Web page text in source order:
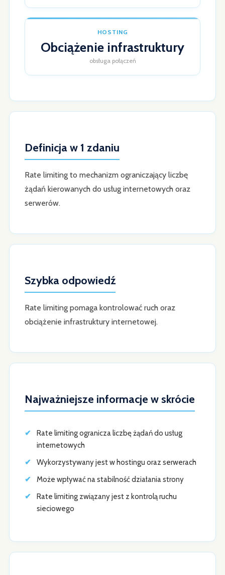
HOSTING
Obciążenie infrastruktury
obsługa połączeń
Definicja w 1 zdaniu
Rate limiting to mechanizm ograniczający liczbę
żądań kierowanych do usług internetowych oraz
serwerów.
Szybka odpowiedź
Rate limiting pomaga kontrolować ruch oraz
obciążenie infrastruktury internetowej.
Najważniejsze informacje w skrócie
Rate limiting ogranicza liczbę żądań do usług
internetowych
Wykorzystywany jest w hostingu oraz serwerach
Może wpływać na stabilność działania strony
Rate limiting związany jest z kontrolą ruchu
sieciowego